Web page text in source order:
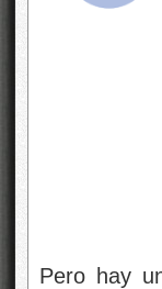
Pero hay